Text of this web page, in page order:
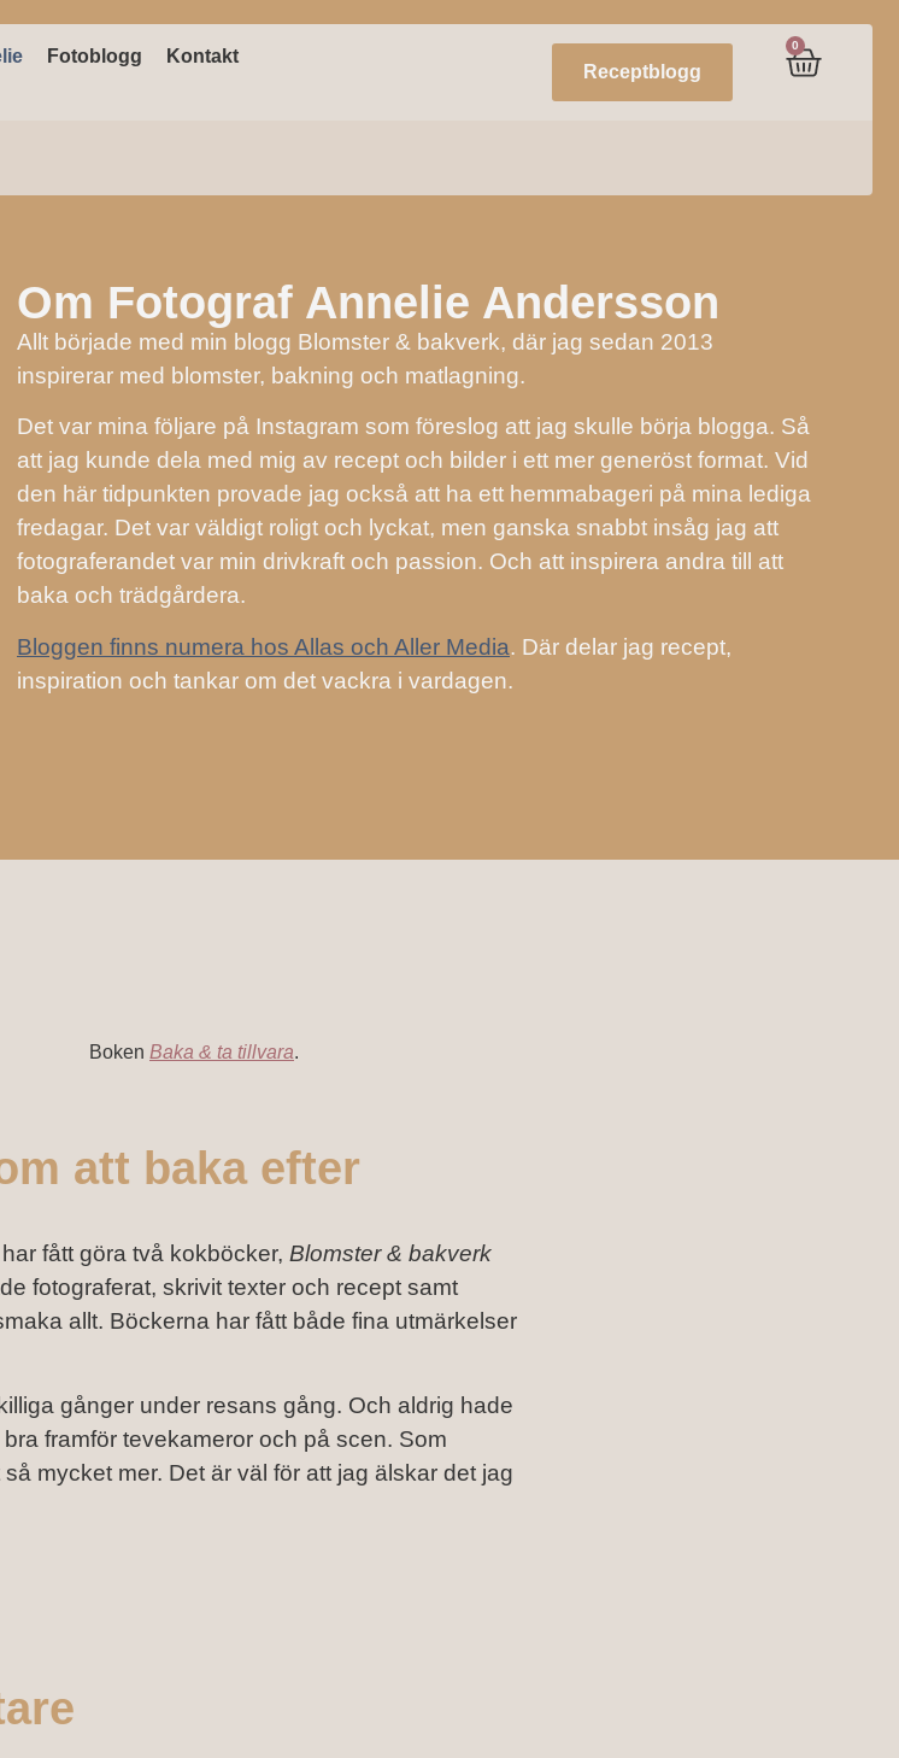
Fotoblogg Kontakt
Receptblogg
0
Om Fotograf Annelie Andersson
Allt började med min blogg Blomster & bakverk, där jag sedan 2013
inspirerar med blomster, bakning och matlagning.
Det var mina följare på Instagram som föreslog att jag skulle börja blogga. Så
att jag kunde dela med mig av recept och bilder i ett mer generöst format. Vid
den här tidpunkten provade jag också att ha ett hemmabageri på mina lediga
fredagar. Det var väldigt roligt och lyckat, men ganska snabbt insåg jag att
fotograferandet var min drivkraft och passion. Och att inspirera andra till att
baka och trädgårdera.
Bloggen finns numera hos Allas och Aller Media. Där delar jag recept,
inspiration och tankar om det vackra i vardagen.
Boken Baka & ta tillvara.
att baka efter
fått göra två kokböcker, Blomster & bakverk
fotograferat, skrivit texter och recept samt
allt. Böckerna har fått både fina utmärkelser
gånger under resans gång. Och aldrig hade
framför tevekameror och på scen. Som
mycket mer. Det är väl för att jag älskar det jag